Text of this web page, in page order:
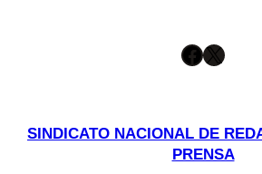
Facebook X
SINDICATO NACIONAL DE
PRENSA